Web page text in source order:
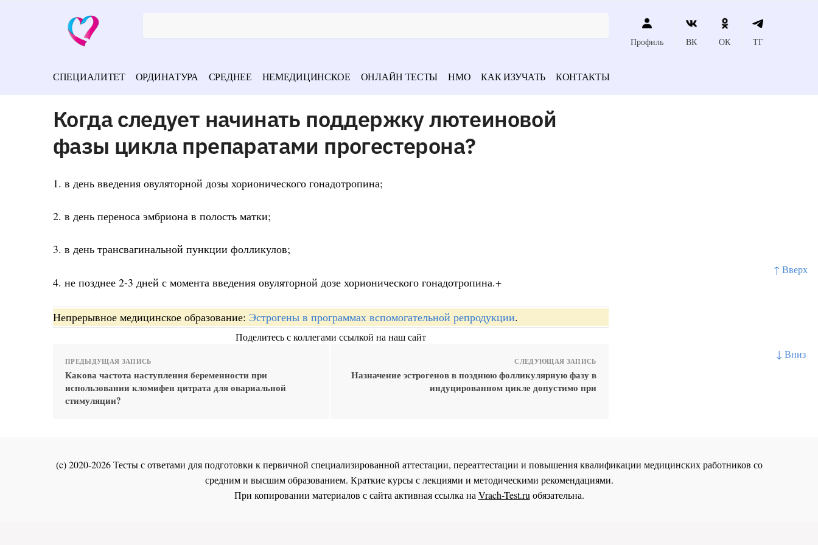
↑ Вверх
↓ Вниз
Профиль ВК ОК ТГ
СПЕЦИАЛИТЕТ ОРДИНАТУРА СРЕДНЕЕ НЕМЕДИЦИНСКОЕ ОНЛАЙН ТЕСТЫ НМО КАК ИЗУЧАТЬ КОНТАКТЫ
Когда следует начинать поддержку лютеиновой
фазы цикла препаратами прогестерона?
1. в день введения овуляторной дозы хорионического гонадотропина;
2. в день переноса эмбриона в полость матки;
3. в день трансвагинальной пункции фолликулов;
4. не позднее 2-3 дней с момента введения овуляторной дозе хорионического гонадотропина.+
Непрерывное медицинское образование: Эстрогены в программах вспомогательной репродукции.
Поделитесь с коллегами ссылкой на наш сайт
ПРЕДЫДУЩАЯ ЗАПИСЬ
Какова частота наступления беременности при
использовании кломифен цитрата для овариальной
стимуляции?
СЛЕДУЮЩАЯ ЗАПИСЬ
Назначение эстрогенов в позднюю фолликулярную фазу в
индуцированном цикле допустимо при
(c) 2020-2026 Тесты с ответами для подготовки к первичной специализированной аттестации, переаттестации и повышения квалификации медицинских работников со
средним и высшим образованием. Краткие курсы с лекциями и методическими рекомендациями.
При копировании материалов с сайта активная ссылка наVrach-Test.ruобязательна.